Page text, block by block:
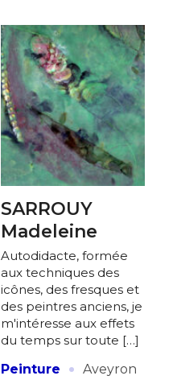
SARROUY
Madeleine
Autodidacte, formée
aux techniques des
icônes, des fresques et
des peintres anciens, je
m'intéresse aux effets
du temps sur toute […]
Peinture
· Aveyron